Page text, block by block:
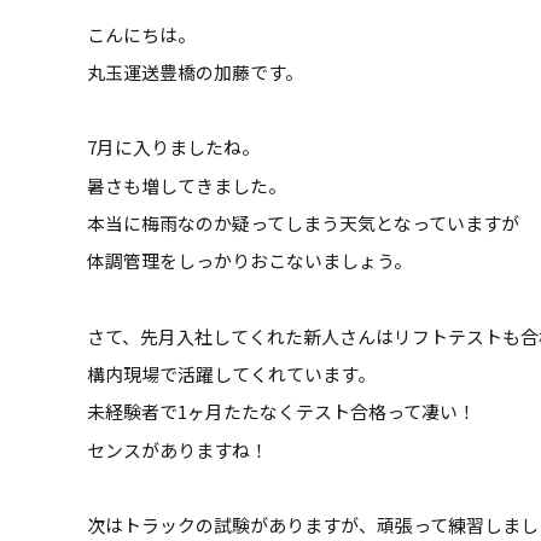
こんにちは。
丸玉運送豊橋の加藤です。
7月に入りましたね。
暑さも増してきました。
本当に梅雨なのか疑ってしまう天気となっていますが
体調管理をしっかりおこないましょう。
さて、先月入社してくれた新人さんはリフトテストも
構内現場で活躍してくれています。
未経験者で1ヶ月たたなくテスト合格って凄い！
センスがありますね！
次はトラックの試験がありますが、頑張って練習しまし